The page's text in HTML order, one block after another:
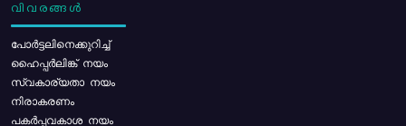
വിവരങ്ങൾ
പോര്‍ട്ടലിനെക്കുറിച്ച്
ഹൈപ്പർലിങ്ക് നയം
സ്വകാര്യതാ നയം
നിരാകരണം
പകർപ്പവകാശ നയം